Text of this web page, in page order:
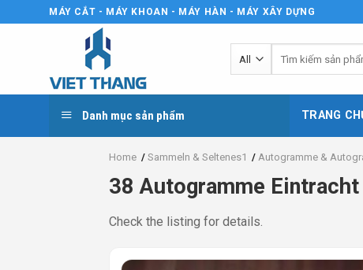
to
MÁY CẮT - MÁY KHOAN - MÁY HÀN - MÁY XÂY DỰNG
kiếm:
Danh mục sản phẩm TRANG
Home / Sammeln & Seltenes1 / Autogramme &
38 Autogramme
Check the listing for details.